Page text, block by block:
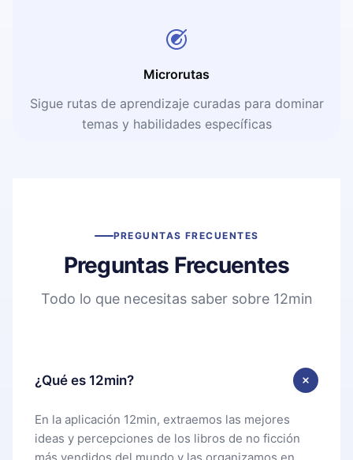
Microrutas
Sigue rutas de aprendizaje curadas para dominar
temas y habilidades específicas
PREGUNTAS FRECUENTES
Preguntas Frecuentes
Todo lo que necesitas saber sobre 12min
¿Qué es 12min?
En la aplicación 12min, extraemos las mejores
ideas y percepciones de los libros de no ficción